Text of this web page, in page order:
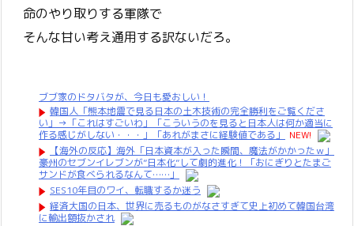
命のやり取りする軍隊で
そんな甘い考え通用する訳ないだろ。
ブブ家のドタバタが、今日も愛おしい！
韓国人「熊本地震で見る日本の土木技術の完全勝利をご覧くださ
い」→「これはすごいわ」「こういうのを見ると日本人は何か適当に
作る感じがしない・・・」「あれがまさに経験値である」
NEW!
【海外の反応】海外「日本資本が入った瞬間、魔法がかかったｗ」
豪州のセブンイレブンが”日本化”して劇的進化！「おにぎりとたまご
サンドが食べられるなんて……」
SES10年目のワイ、転職するか迷う
経済大国の日本、世界に売るものがなさすぎて史上初めて韓国台湾
に輸出額抜かされ